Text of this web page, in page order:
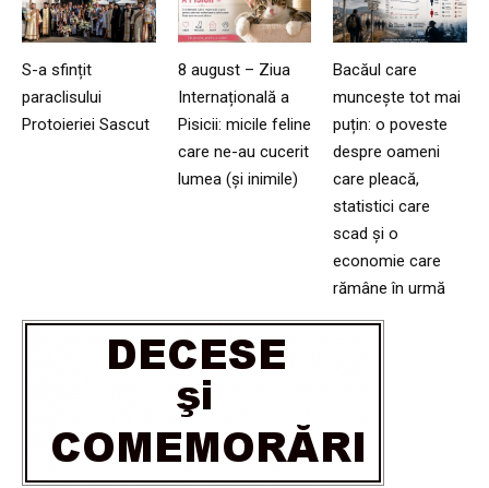
S-a sfințit
paraclisului
Protoieriei Sascut
8 august – Ziua
Internațională a
Pisicii: micile feline
care ne-au cucerit
lumea (și inimile)
Bacăul care
muncește tot mai
puțin: o poveste
despre oameni
care pleacă,
statistici care
scad și o
economie care
rămâne în urmă